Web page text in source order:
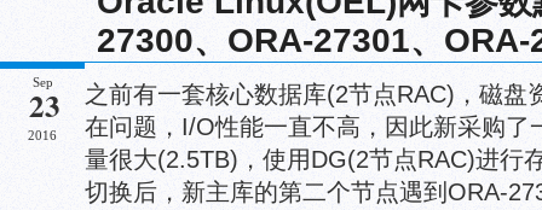
27300、ORA-27301、ORA-
Sep
23
2016
之前有一套核心数据库(2节点RAC)，磁盘
在问题，I/O性能一直不高，因此新采购了
量很大(2.5TB)，使用DG(2节点RAC)进行
切换后，新主库的第二个节点遇到ORA-